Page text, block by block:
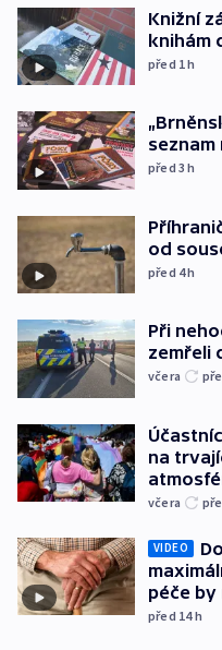
Knižní
knihám
před 1h
seznam
před 3h
od
před 4h
Při
zemřeli
včera
na
včera
VIDEO
péče
před 14h